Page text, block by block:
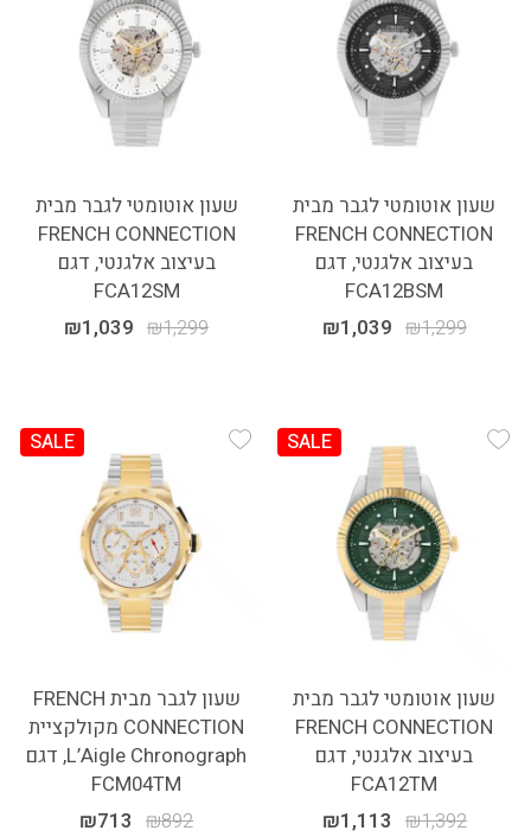
שעון אוטומטי לגבר מבית
FRENCH CONNECTION
בעיצוב אלגנטי, דגם
FCA12BSM
₪1,299
₪1,039
שעון אוטומטי לגבר מבית
FRENCH CONNECTION
בעיצוב אלגנטי, דגם
FCA12SM
₪1,299
₪1,039
Add Wishlist
SALE
שעון אוטומטי לגבר מבית
FRENCH CONNECTION
בעיצוב אלגנטי, דגם
FCA12TM
₪1,392
₪1,113
Add Wishlist
SALE
שעון לגבר מבית FRENCH
CONNECTION מקולקציית
L’Aigle Chronograph, דגם
FCM04TM
₪892
₪713